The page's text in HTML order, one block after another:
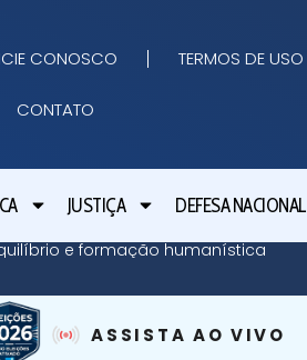
CONOSCO TERMOS DE USO
CONTATO
JUSTIÇA DEFESA NACIONAL
e formação humanística
ASSISTA AO VIVO